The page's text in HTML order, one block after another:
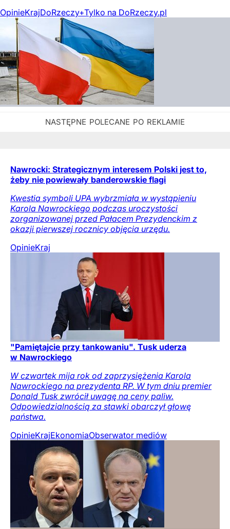
OpinieKrajDoRzeczy+Tylko na DoRzeczy.pl
Nawrocki: Strategicznym interesem Polski jest to,
żeby nie powiewały banderowskie flagi
Kwestia symboli UPA wybrzmiała w wystąpieniu
Karola Nawrockiego podczas uroczystości
zorganizowanej przed Pałacem Prezydenckim z
okazji pierwszej rocznicy objęcia urzędu.
OpinieKraj
"Pamiętajcie przy tankowaniu". Tusk uderza
w Nawrockiego
W czwartek mija rok od zaprzysiężenia Karola
Nawrockiego na prezydenta RP. W tym dniu premier
Donald Tusk zwrócił uwagę na ceny paliw.
Odpowiedzialnością za stawki obarczył głowę
państwa.
OpinieKrajEkonomiaObserwator mediów